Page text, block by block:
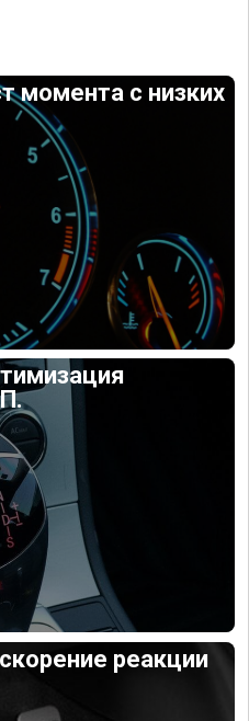
момента с низких
реакции